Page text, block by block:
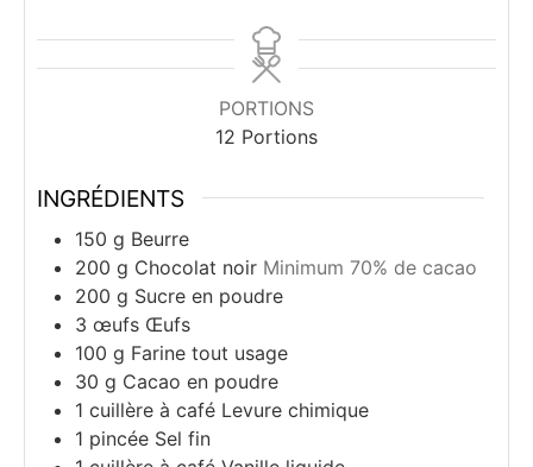
PORTIONS
12 Portions
INGRÉDIENTS
150 g Beurre
200 g Chocolat noir Minimum 70% de cacao
200 g Sucre en poudre
3 œufs Œufs
100 g Farine tout usage
30 g Cacao en poudre
1 cuillère à café Levure chimique
1 pincée Sel fin